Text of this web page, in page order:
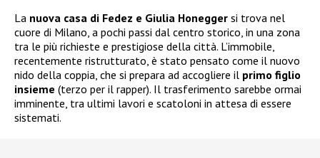
La nuova casa di Fedez e Giulia Honegger si trova nel
cuore di Milano, a pochi passi dal centro storico, in una zona
tra le più richieste e prestigiose della città. L’immobile,
recentemente ristrutturato, è stato pensato come il nuovo
nido della coppia, che si prepara ad accogliere il primo figlio
insieme (terzo per il rapper). Il trasferimento sarebbe ormai
imminente, tra ultimi lavori e scatoloni in attesa di essere
sistemati.